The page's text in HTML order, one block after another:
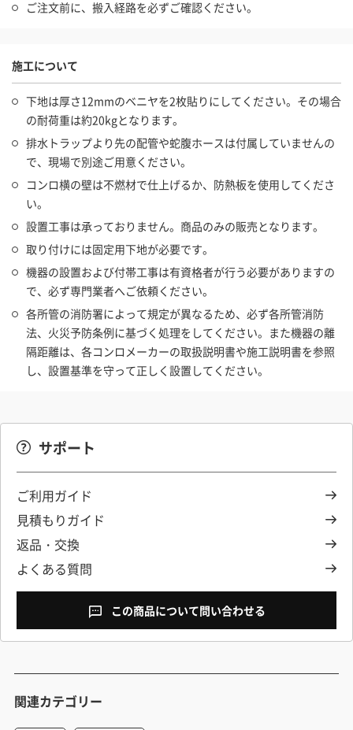
ご注文前に、搬入経路を必ずご確認ください。
施工について
下地は厚さ12mmのベニヤを2枚貼りにしてください。その場合
の耐荷重は約20kgとなります。
排水トラップより先の配管や蛇腹ホースは付属していませんの
で、現場で別途ご用意ください。
コンロ横の壁は不燃材で仕上げるか、防熱板を使用してくださ
い。
設置工事は承っておりません。商品のみの販売となります。
取り付けには固定用下地が必要です。
機器の設置および付帯工事は有資格者が行う必要がありますの
で、必ず専門業者へご依頼ください。
各所管の消防署によって規定が異なるため、必ず各所管消防
法、火災予防条例に基づく処理をしてください。また機器の離
隔距離は、各コンロメーカーの取扱説明書や施工説明書を参照
し、設置基準を守って正しく設置してください。
サポート
ご利用ガイド
見積もりガイド
返品・交換
よくある質問
この商品について問い合わせる
関連カテゴリー